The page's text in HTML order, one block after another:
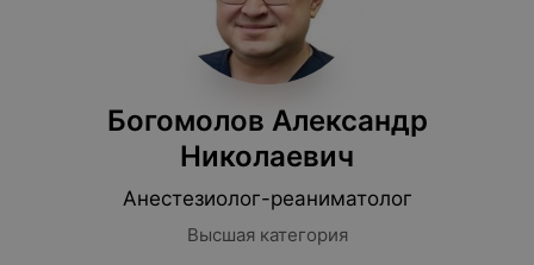
Богомолов Александр
Николаевич
Анестезиолог-реаниматолог
Высшая категория